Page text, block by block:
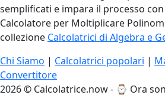
semplificati e impara il processo
Calcolatore per Moltiplicare
collezione Calcolatrici di Algebra e
Chi Siamo | Calcolatrici popolari |
Convertitore
2026 © Calcolatrice.now - ⌚ Ora